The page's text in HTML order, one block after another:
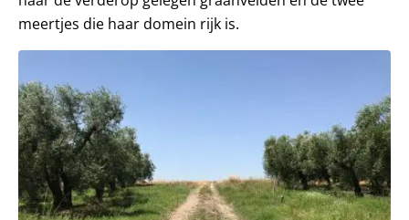
meertjes die haar domein rijk is.